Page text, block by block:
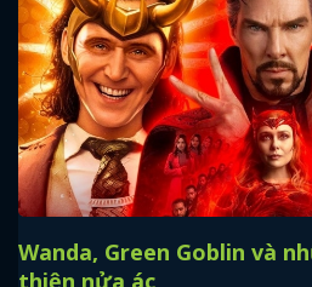
Wanda, Green Goblin và
thiện nửa ác